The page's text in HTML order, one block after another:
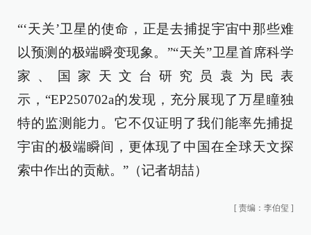
“‘天关’卫星的使命，正是去捕捉宇宙中那些难
以预测的极端瞬变现象。”“天关”卫星首席科学
家、国家天文台研究员袁为民表
示，“EP250702a的发现，充分展现了万星瞳独
特的监测能力。它不仅证明了我们能率先捕捉
宇宙的极端瞬间，更体现了中国在全球天文探
索中作出的贡献。”（记者胡喆）
[ 责编：李伯玺 ]